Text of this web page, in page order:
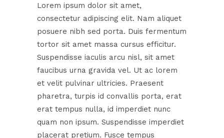
Lorem ipsum dolor sit amet,
consectetur adipiscing elit. Nam aliquet
posuere nibh sed porta. Duis fermentum
tortor sit amet massa cursus efficitur.
Suspendisse iaculis arcu nisl, sit amet
faucibus urna gravida vel. Ut ac lorem
et velit pulvinar ultricies. Praesent
pharetra, turpis id convallis porta, erat
erat tempus nulla, id imperdiet nunc
quam non ipsum. Suspendisse imperdiet
placerat pretium. Fusce tempus